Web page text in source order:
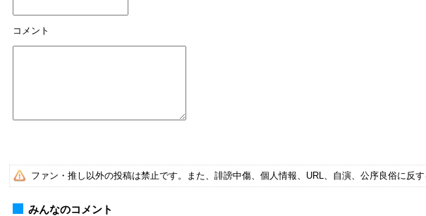
コメント
ファン・推し以外の投稿は禁止です。また、誹謗中傷、個人情報、URL、自演、公序良俗に反
みんなのコメント